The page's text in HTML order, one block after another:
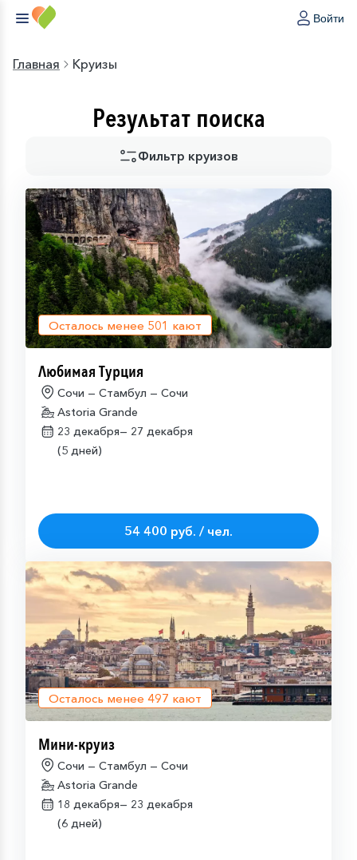
Войти
Главная Круизы
Результат поиска
Фильтр круизов
Осталось менее 501 кают
Любимая Турция
Сочи — Стамбул — Сочи
Astoria Grande
23 декабря— 27 декабря
(5 дней)
54 400 руб. / чел.
Осталось менее 497 кают
Мини-круиз
Сочи — Стамбул — Сочи
Astoria Grande
18 декабря— 23 декабря
(6 дней)